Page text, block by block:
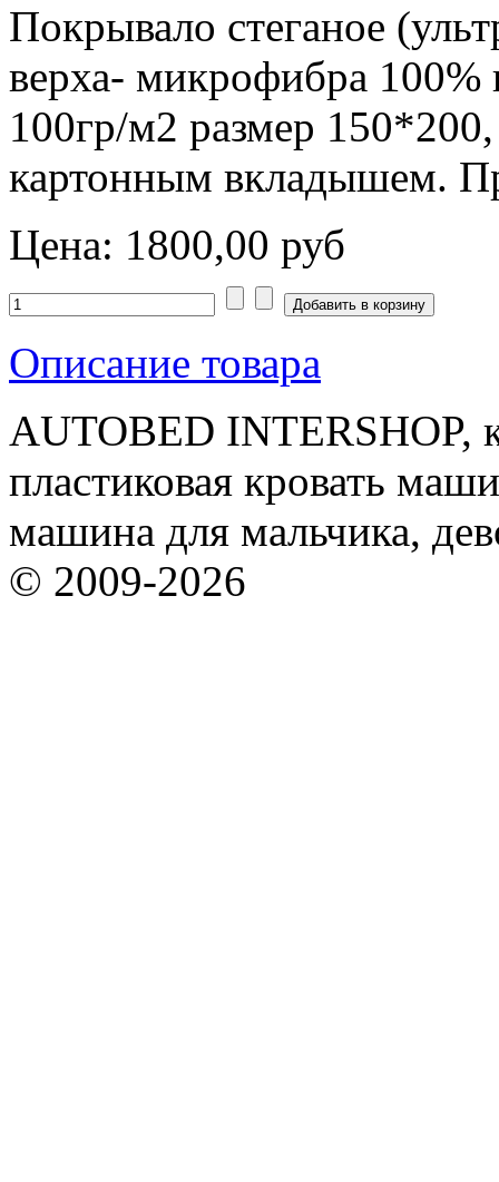
Покрывало стеганое
верха- микрофибра 100%
100гр/м2 размер
картонным вкладышем.
Цена: 1800,00 руб
Описание товара
AUTOBED INTERSHOP,
пластиковая кровать
машина для мальчика,
© 2009-2026